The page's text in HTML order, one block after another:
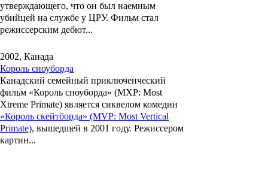
утверждающего, что он был наемным
убийцей на службе у ЦРУ. Фильм стал
режиссерским дебют...
2002, Канада
Король сноуборда
Канадский семейный приключенческий
фильм «Король сноуборда» (MXP: Most
Xtreme Primate) является сиквелом комедии
«Король скейтборда» (MVP: Most Vertical
Primate), вышедшей в 2001 году. Режиссером
картин...